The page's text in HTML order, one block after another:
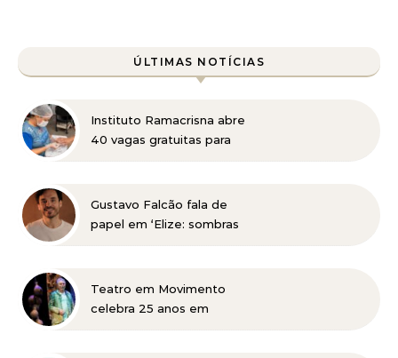
ÚLTIMAS NOTÍCIAS
Instituto Ramacrisna abre
40 vagas gratuitas para
administração
Gustavo Falcão fala de
papel em ‘Elize: sombras
TV e teatro
Teatro em Movimento
celebra 25 anos em